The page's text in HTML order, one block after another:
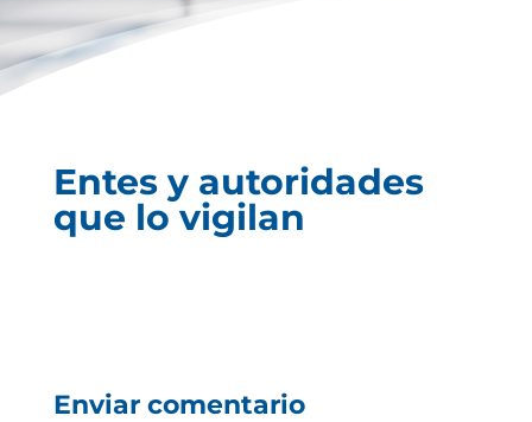
Entes y autoridades
que lo vigilan
Enviar comentario